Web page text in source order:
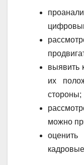
выявить
их
стороны;
можно